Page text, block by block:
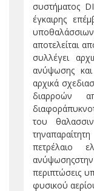
συστήματος
έγκαιρης
αποτελείται
συλλέγει
ανύψωσης και
αρχικά
διαρροών
του
πετρέλαιο
περιπτώσεις
φυσικού